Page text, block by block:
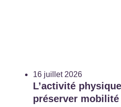
16 juillet 2026
L’activité
préserver